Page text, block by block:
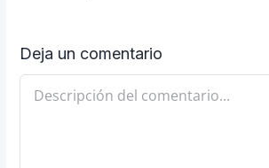
Deja un comentario
Comentario